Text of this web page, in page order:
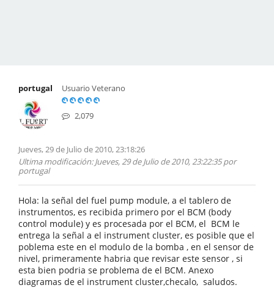
portugal Usuario Veterano
2,079
Jueves, 29 de Julio de 2010, 23:18:26
Ultima modificación: Jueves, 29 de Julio de 2010, 23:22:35 por
portugal
Hola: la señal del fuel pump module, a el tablero de
instrumentos, es recibida primero por el BCM (body
control module) y es procesada por el BCM, el BCM le
entrega la señal a el instrument cluster, es posible que el
poblema este en el modulo de la bomba , en el sensor de
nivel, primeramente habria que revisar este sensor , si
esta bien podria se problema de el BCM. Anexo
diagramas de el instrument cluster,checalo, saludos.